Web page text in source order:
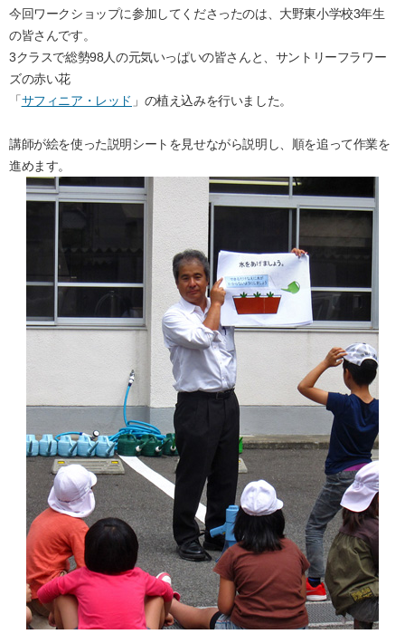
今回ワークショップに参加してくださったのは、大野東小学校3年生
の皆さんです。
3クラスで総勢98人の元気いっぱいの皆さんと、サントリーフラワー
ズの赤い花
「サフィニア・レッド 」の植え込みを行いました。
講師が絵を使った説明シートを見せながら説明し、順を追って作業を
進めます。